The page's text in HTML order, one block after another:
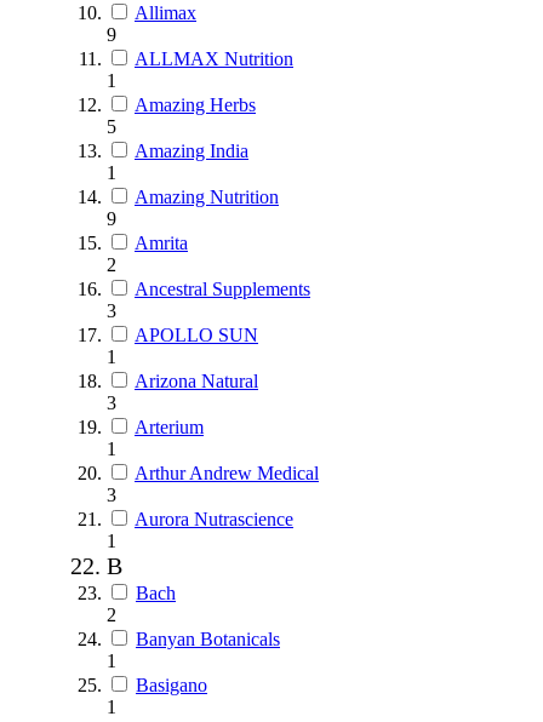
Allimax
9
ALLMAX Nutrition
1
Amazing Herbs
5
Amazing India
1
Amazing Nutrition
9
Amrita
2
Ancestral Supplements
3
APOLLO SUN
1
Arizona Natural
3
Arterium
1
Arthur Andrew Medical
3
Aurora Nutrascience
1
B
Bach
2
Banyan Botanicals
1
Basigano
1